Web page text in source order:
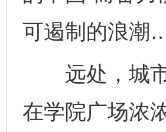
可遏制的浪
远处，城市
在学院广场浓